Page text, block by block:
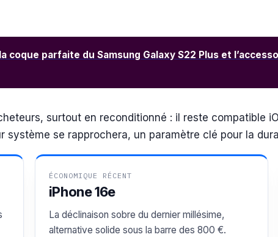
coque parfaite du Samsung Galaxy S22 Plus et
surtout en reconditionné : il reste compatible
système se rapprochera, un paramètre clé pour la
ÉCONOMIQUE RÉCENT
iPhone 16e
La déclinaison sobre du dernier millésime,
alternative solide sous la barre des 800 €.